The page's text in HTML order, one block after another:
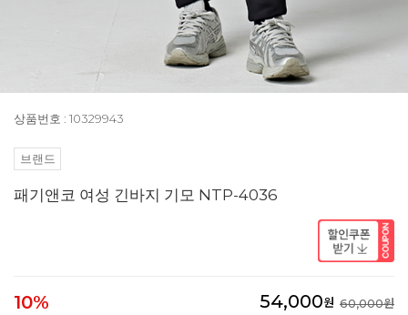
상품번호 : 10329943
브랜드
패기앤코 여성 긴바지 기모 NTP-4036
10% 54,000원 60,000원